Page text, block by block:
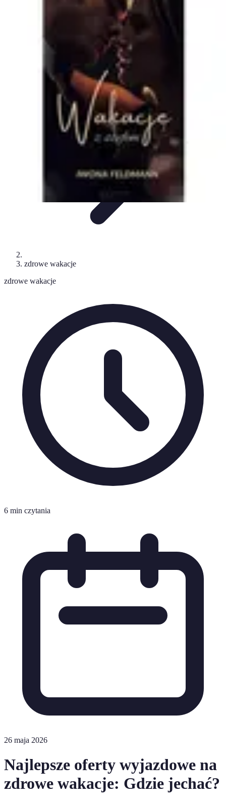
Rodzinne Wakacje Aktywne Wakacje
zdrowe wakacje
zdrowe wakacje
6 min czytania
26 maja 2026
Najlepsze oferty wyjazdowe na
zdrowe wakacje: Gdzie jechać?